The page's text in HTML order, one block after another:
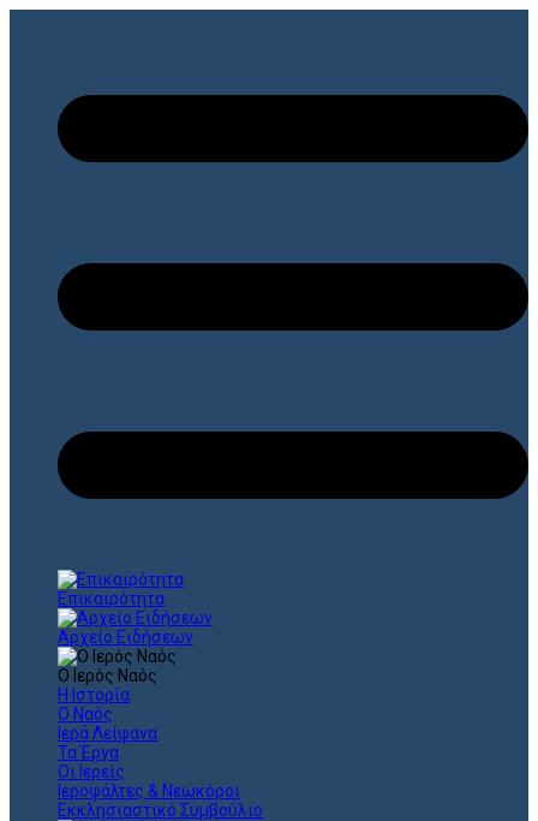
Επικαιρότητα
Αρχείο Ειδήσεων
Ο Ιερός Ναός
Η Ιστορία
Ο Ναός
Ιερά Λείψανα
Τα Έργα
Οι Ιερείς
Ιεροψάλτες & Νεωκόροι
Εκκλησιαστικό Συμβούλιο